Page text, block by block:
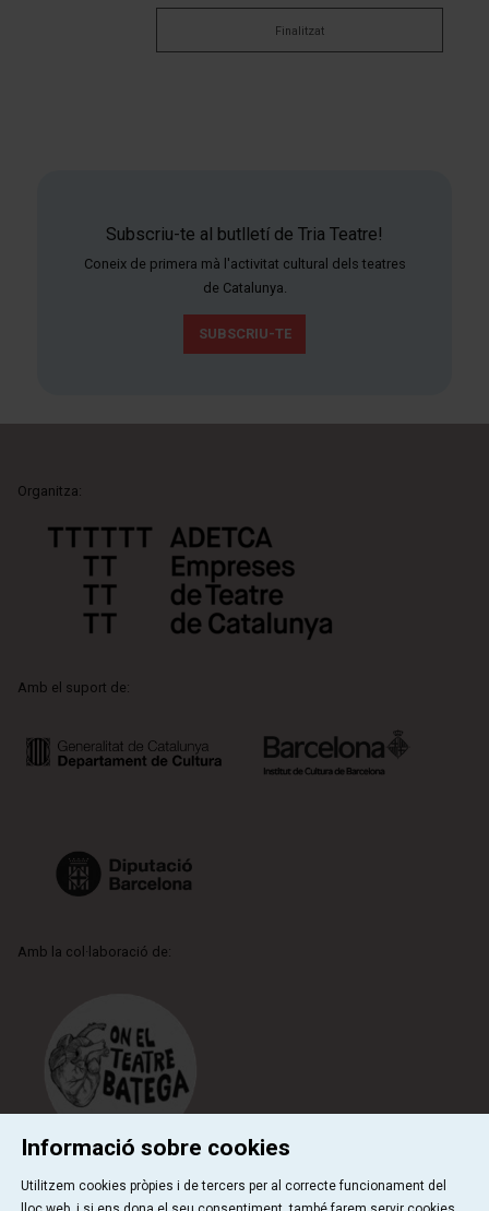
Finalitzat
Subscriu-te al butlletí de Tria Teatre!
Coneix de primera mà l'activitat cultural dels teatres
de Catalunya.
SUBSCRIU-TE
Organitza:
Amb el suport de:
Amb la col·laboració de:
Informació sobre cookies
Utilitzem cookies pròpies i de tercers per al correcte funcionament del